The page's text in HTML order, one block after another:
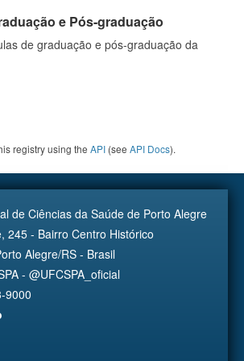
e Pós-graduação
de graduação e pós-graduação da
registry using the API (see API Docs).
de Ciências da Saúde de Porto Alegre
245 - Bairro Centro Histórico
Alegre/RS - Brasil
- @UFCSPA_oficial
9000